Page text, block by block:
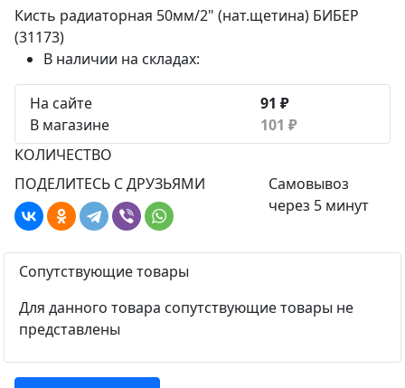
Кисть радиаторная 50мм/2" (нат.щетина) БИБЕР
(31173)
В наличии на складах:
На сайте
91 ₽
В магазине
101 ₽
КОЛИЧЕСТВО
ПОДЕЛИТЕСЬ С ДРУЗЬЯМИ
Самовывоз
через 5 минут
Сопутствующие товары
Для данного товара сопутствующие товары не
представлены